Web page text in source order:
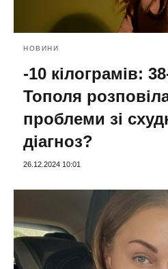
НОВИНИ
-10 кілограмів:
Тополя
проблеми зі
діагноз?
26.12.2024 10:01